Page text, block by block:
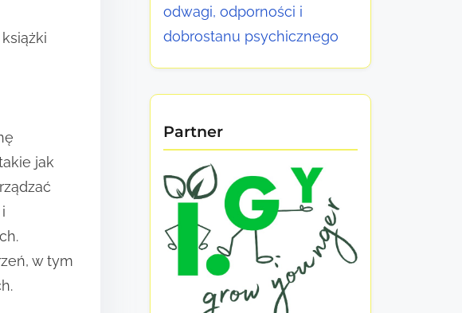
jak
w tym
odwagi, odporności i
dobrostanu psychicznego
Partner